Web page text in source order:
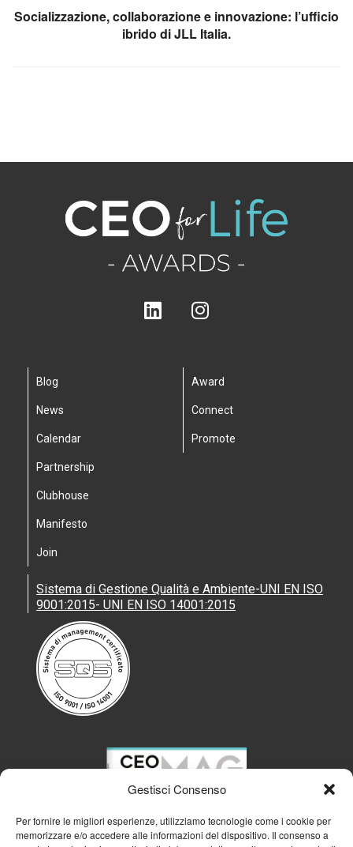
Gestisci Consenso
Per fornire le migliori esperienze, utilizziamo tecnologie come i cookie per
memorizzare e/o accedere alle informazioni del dispositivo. Il consenso a
Socializzazione, collaborazione e innovazione: l’ufficio
ibrido di JLL Italia.
Blog
News
Calendar
Partnership
Clubhouse
Manifesto
Join
Award
Connect
Promote
Sistema di Gestione Qualità e Ambiente-UNI EN ISO
9001:2015- UNI EN ISO 14001:2015